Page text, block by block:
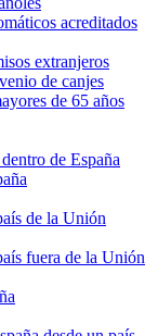
acreditados
extranjeros
de canjes
de 65 años
de España
de la Unión
fuera de la Unión